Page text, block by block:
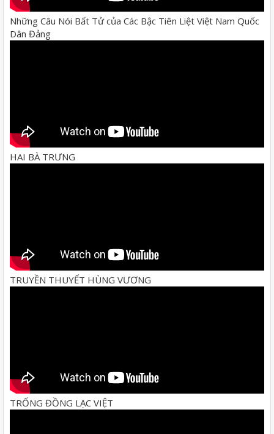
Những Câu Nói Bất Tử của Các Bậc Tiên Liệt Việt Nam Quốc
Dân Đảng
HAI BÀ TRƯNG
TRUYỀN THUYẾT HÙNG VƯƠNG
TRỐNG ĐỒNG LẠC VIỆT